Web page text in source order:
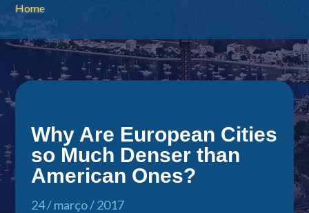
Home
Why Are European Cities
so Much Denser than
American Ones?
24 / março / 2017